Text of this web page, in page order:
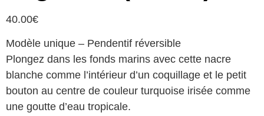
40.00€
Modèle unique – Pendentif réversible
Plongez dans les fonds marins avec cette nacre
blanche comme l’intérieur d’un coquillage et le petit
bouton au centre de couleur turquoise irisée comme
une goutte d’eau tropicale.